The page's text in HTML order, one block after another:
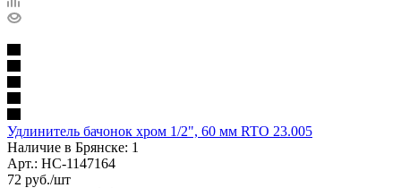
Удлинитель бачонок хром 1/2", 60 мм RTO 23.005
Наличие в Брянске: 1
Арт.: НС-1147164
72 руб./шт